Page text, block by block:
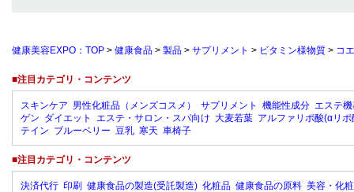
健康美容EXPO：TOP > 健康食品 > 製品 > サプリメント > ビタミン様物質 > コ
■注目カテゴリ・コンテンツ
スキンケア 男性化粧品（メンズコスメ） サプリメント 機能性成分 エステ
ゲン ダイエット エステ・サロン・スパ向け 大麦若葉 アルファリポ酸(αリポ
テイン ブルーベリー 豆乳 寒天 車椅子
■注目カテゴリ・コンテンツ
決済代行 印刷 健康食品の製造(受託製造) 化粧品 健康食品の原料 美容・化